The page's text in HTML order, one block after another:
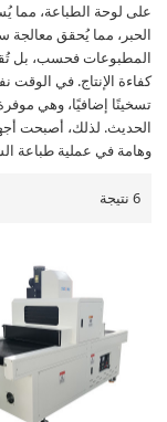
على لوحة الطباعة، مما
الحبر، مما يُحقق معالجة
المطبوعات فحسب، بل
كفاءة الإنتاج. في الوقت
تسخينًا إضافيًا، وهي موفرة
الحديث. لذلك، أصبحت
وهامة في عملية طباعة
6 نتيجة